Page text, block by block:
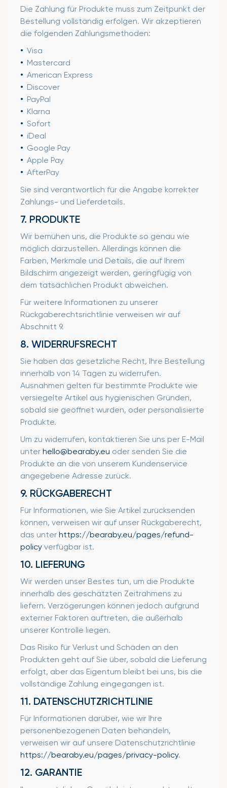
Die Zahlung für Produkte muss zum Zeitpunkt der
Bestellung vollständig erfolgen. Wir akzeptieren
die folgenden Zahlungsmethoden:
Visa
Mastercard
American Express
Discover
PayPal
Klarna
Sofort
iDeal
Google Pay
Apple Pay
AfterPay
Sie sind verantwortlich für die Angabe korrekter
Zahlungs- und Lieferdetails.
7. PRODUKTE
Wir bemühen uns, die Produkte so genau wie
möglich darzustellen. Allerdings können die
Farben, Merkmale und Details, die auf Ihrem
Bildschirm angezeigt werden, geringfügig von
dem tatsächlichen Produkt abweichen.
Für weitere Informationen zu unserer
Rückgaberechtsrichtlinie verweisen wir auf
Abschnitt 9.
8. WIDERRUFSRECHT
Sie haben das gesetzliche Recht, Ihre Bestellung
innerhalb von 14 Tagen zu widerrufen.
Ausnahmen gelten für bestimmte Produkte wie
versiegelte Artikel aus hygienischen Gründen,
sobald sie geöffnet wurden, oder personalisierte
Produkte.
Um zu widerrufen, kontaktieren Sie uns per E-Mail
unter hello@bearaby.eu oder senden Sie die
Produkte an die von unserem Kundenservice
angegebene Adresse zurück.
9. RÜCKGABERECHT
Für Informationen, wie Sie Artikel zurücksenden
können, verweisen wir auf unser Rückgaberecht,
das unter https://bearaby.eu/pages/refund-
policy verfügbar ist.
10. LIEFERUNG
Wir werden unser Bestes tun, um die Produkte
innerhalb des geschätzten Zeitrahmens zu
liefern. Verzögerungen können jedoch aufgrund
externer Faktoren auftreten, die außerhalb
unserer Kontrolle liegen.
Das Risiko für Verlust und Schäden an den
Produkten geht auf Sie über, sobald die Lieferung
erfolgt, aber das Eigentum bleibt bei uns, bis die
vollständige Zahlung eingegangen ist.
11. DATENSCHUTZRICHTLINIE
Für Informationen darüber, wie wir Ihre
personenbezogenen Daten behandeln,
verweisen wir auf unsere Datenschutzrichtlinie
https://bearaby.eu/pages/privacy-policy.
12. GARANTIE